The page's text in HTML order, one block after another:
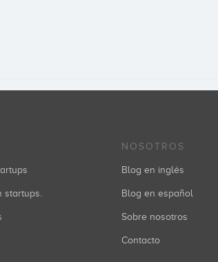
startups.
NOSOTROS
Blog en inglés
Blog en español
Sobre nosotros
Contacto